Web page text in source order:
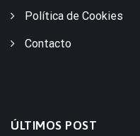
Política de Cookies
Contacto
ÚLTIMOS POST